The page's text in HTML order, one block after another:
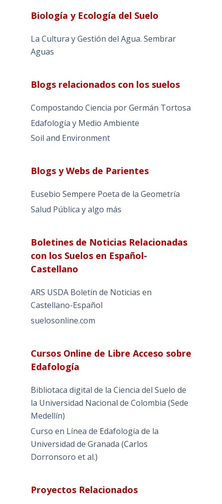
Biología y Ecología del Suelo
La Cultura y Gestión del Agua. Sembrar
Aguas
Blogs relacionados con los suelos
Compostando Ciencia por Germán Tortosa
Edafología y Medio Ambiente
Soil and Environment
Blogs y Webs de Parientes
Eusebio Sempere Poeta de la Geometría
Salud Pública y algo más
Boletines de Noticias Relacionadas
con los Suelos en Español-
Castellano
ARS USDA Boletín de Noticias en
Castellano-Español
suelosonline.com
Cursos Online de Libre Acceso sobre
Edafología
Bibliotaca digital de la Ciencia del Suelo de
la Universidad Nacional de Colombia (Sede
Medellín)
Curso en Línea de Edafología de la
Universidad de Granada (Carlos
Dorronsoro et al.)
Proyectos Relacionados